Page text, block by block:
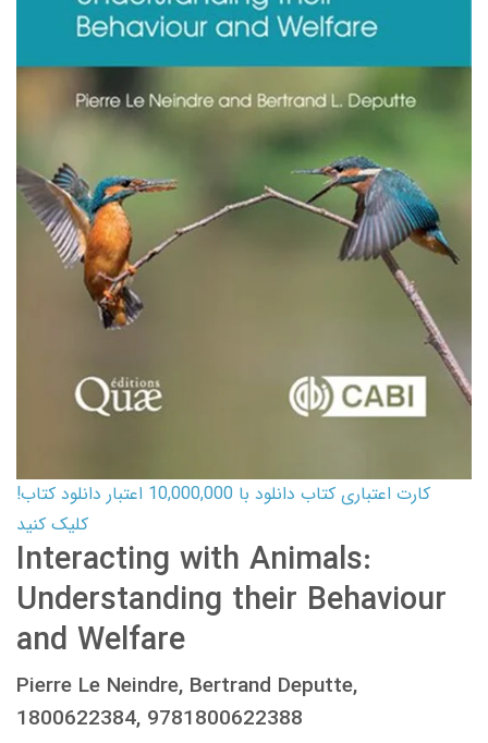
کارت اعتباری کتاب دانلود با 10,000,000 اعتبار دانلود کتاب!
کلیک کنید
Interacting with Animals:
Understanding their Behaviour
and Welfare
Pierre Le Neindre, Bertrand Deputte,
1800622384, 9781800622388